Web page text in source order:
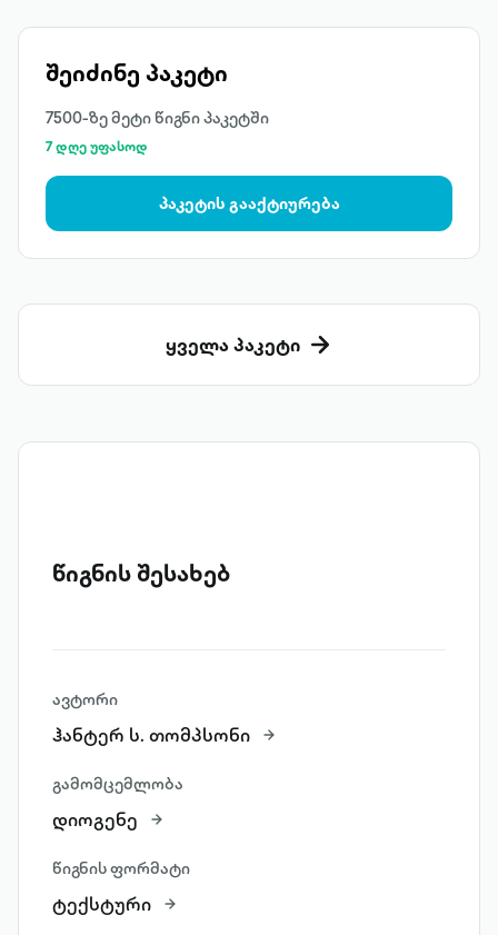
შეიძინე პაკეტი
7500-ზე მეტი წიგნი პაკეტში
7 დღე უფასოდ
პაკეტის გააქტიურება
ყველა პაკეტი
წიგნის შესახებ
ავტორი
ჰანტერ ს. თომპსონი
გამომცემლობა
დიოგენე
წიგნის ფორმატი
ტექსტური